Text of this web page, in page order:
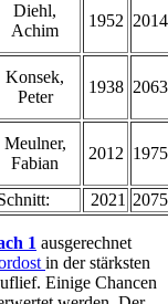
Diehl,
Achim
1952 2014
Konsek,
Peter
1938 2063
Meulner,
Fabian
2012 1975
2021 2075
1 ausgerechnet
in der stärksten
Einige Chancen